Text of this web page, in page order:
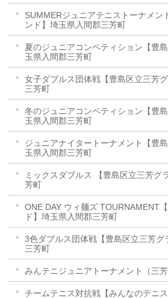
SUMMERジュニアテニストーナメン
ンド】埼玉県入間郡三芳町
夏のジュニアコンペティション【豊
玉県入間郡三芳町
女子ダブルス団体戦【豊島区立三芳
三芳町
冬のジュニアコンペティション【豊
玉県入間郡三芳町
ジュニアナイタートーナメント【豊
玉県入間郡三芳町
ミックスダブルス 【豊島区立三芳グ
芳町
ONE DAY ウィ麺ズ TOURNAMENT
ド】埼玉県入間郡三芳町
3色ダブルス団体戦【豊島区立三芳グ
三芳町
みんテニジュニアトーナメント（三
チームテニス対抗戦【みんなのテニ